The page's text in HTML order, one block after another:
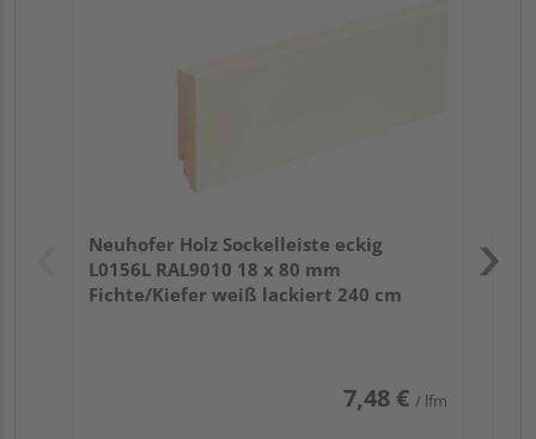
Neuhofer Holz Sockelleiste eckig
L0156L RAL9010 18 x 80 mm
Fichte/Kiefer weiß lackiert 240 cm
7,48 € / lfm